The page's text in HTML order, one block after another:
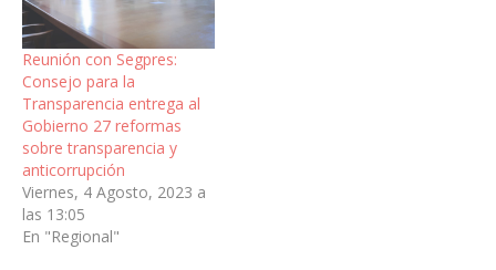
Reunión con Segpres:
Consejo para la
Transparencia entrega al
Gobierno 27 reformas
sobre transparencia y
anticorrupción
Viernes, 4 Agosto, 2023 a
las 13:05
En "Regional"